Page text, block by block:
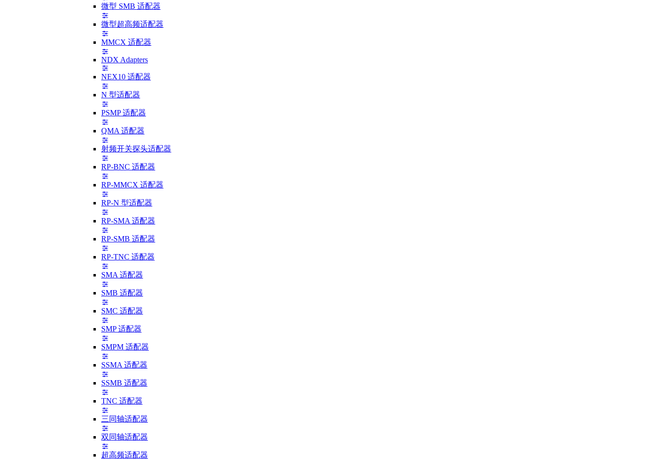
微型 SMB 适配器
微型超高频适配器
MMCX 适配器
NDX Adapters
NEX10 适配器
N 型适配器
PSMP 适配器
QMA 适配器
射频开关探头适配器
RP-BNC 适配器
RP-MMCX 适配器
RP-N 型适配器
RP-SMA 适配器
RP-SMB 适配器
RP-TNC 适配器
SMA 适配器
SMB 适配器
SMC 适配器
SMP 适配器
SMPM 适配器
SSMA 适配器
SSMB 适配器
TNC 适配器
三同轴适配器
双同轴适配器
超高频适配器